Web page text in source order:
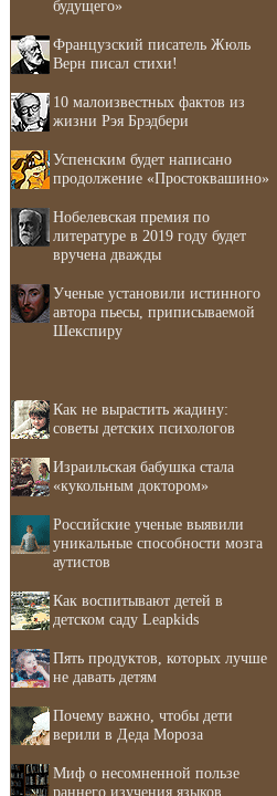
будущего»
Французский писатель Жюль
Верн писал стихи!
10 малоизвестных фактов из
жизни Рэя Брэдбери
Успенским будет написано
продолжение «Простоквашино»
Нобелевская премия по
литературе в 2019 году будет
вручена дважды
Ученые установили истинного
автора пьесы, приписываемой
Шекспиру
Как не вырастить жадину:
советы детских психологов
Израильская бабушка стала
«кукольным доктором»
Российские ученые выявили
уникальные способности мозга
аутистов
Как воспитывают детей в
детском саду Leapkids
Пять продуктов, которых лучше
не давать детям
Почему важно, чтобы дети
верили в Деда Мороза
Миф о несомненной пользе
раннего изучения языков